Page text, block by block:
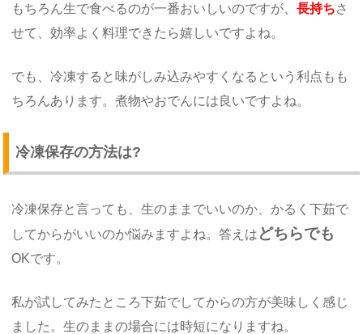
もちろん生で食べるのが一番おいしいのですが、長持ちさ
せて、効率よく料理できたら嬉しいですよね。
でも、冷凍すると味がしみ込みやすくなるという利点もも
ちろんあります。煮物やおでんには良いですよね。
冷凍保存の方法は?
冷凍保存と言っても、生のままでいいのか、かるく下茹で
してからがいいのか悩みますよね。答えは どちらでも
OKです。
私が試してみたところ下茹でしてからの方が美味しく感じ
ました。生のままの場合には時短になりますね。